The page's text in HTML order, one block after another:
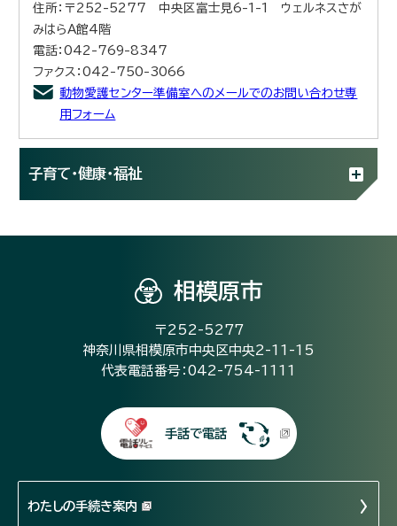
住所：〒252-5277 中央区富士見6-1-1 ウェルネスさが
みはらA館4階
電話：042-769-8347
ファクス：042-750-3066
動物愛護センター準備室へのメールでのお問い合わせ専
用フォーム
子育て・健康・福祉
相模原市
〒252-5277
神奈川県相模原市中央区中央2-11-15
代表電話番号：042-754-1111
手話で電話
わたしの手続き案内